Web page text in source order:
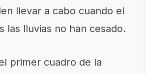
llevar a cabo cuando el
las lluvias no han cesado.
primer cuadro de la